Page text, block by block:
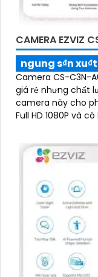
CAMERA EZVIZ
ngung s₫n xu₫t
Camera CS-C3N-
giá rẻ nhưng chất lượng cao. Với
camera này cho
Full HD 1080P và